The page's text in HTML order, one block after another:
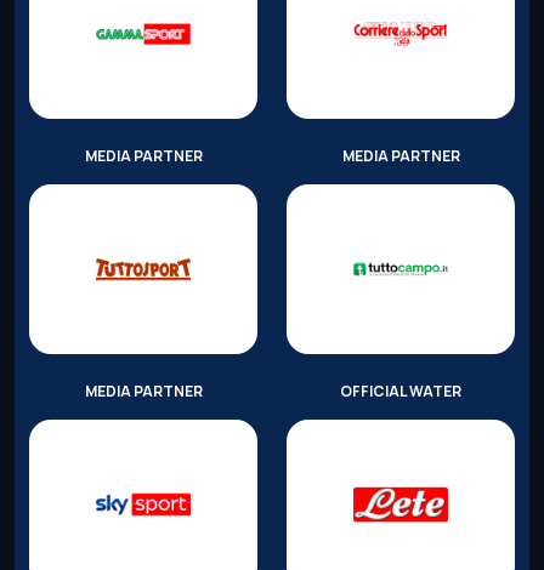
MEDIA PARTNER MEDIA PARTNER
MEDIA PARTNER OFFICIAL WATER